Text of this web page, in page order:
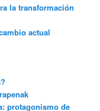
la transformación
actual
protagonismo de